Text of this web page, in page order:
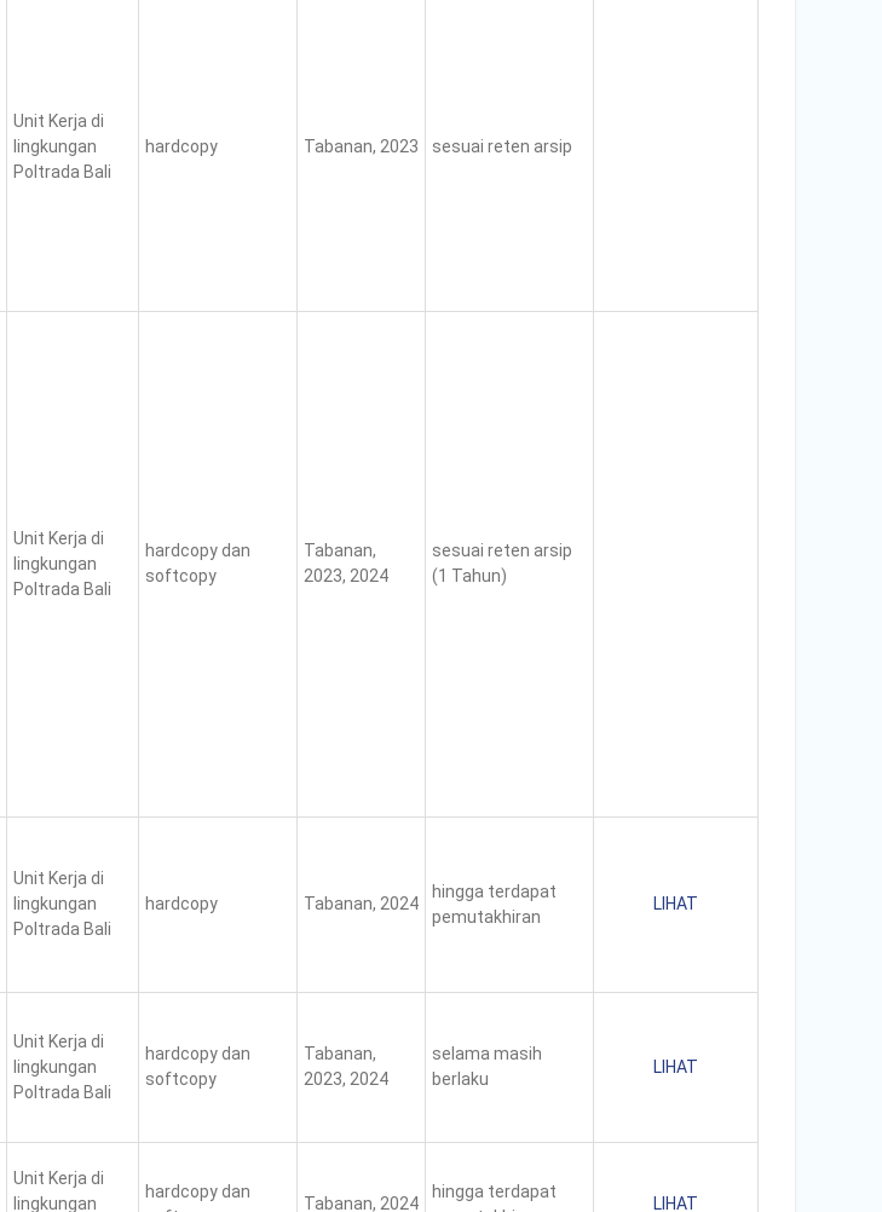
Unit Kerja di
lingkungan
Poltrada Bali
hardcopy Tabanan, 2023 sesuai reten arsip
Unit Kerja di
lingkungan
Poltrada Bali
hardcopy dan
softcopy
Tabanan,
2023, 2024
sesuai reten arsip
(1 Tahun)
Unit Kerja di
lingkungan
Poltrada Bali
hardcopy Tabanan, 2024
hingga terdapat
pemutakhiran
LIHAT
Unit Kerja di
lingkungan
Poltrada Bali
hardcopy dan
softcopy
Tabanan,
2023, 2024
selama masih
berlaku
LIHAT
Unit Kerja di
lingkungan
hardcopy dan
Tabanan, 2024
hingga terdapat
LIHAT